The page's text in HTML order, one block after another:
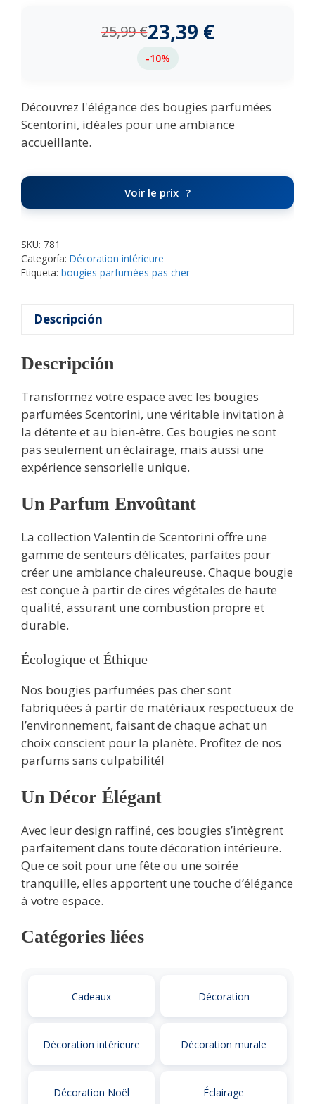
25,99€23,39 €
-10%
Découvrez l'élégance des bougies parfumées
Scentorini, idéales pour une ambiance
accueillante.
Voir le prix
SKU: 781
Categoría: Décoration intérieure
Etiqueta: bougies parfumées pas cher
Descripción
Descripción
Transformez votre espace avec les bougies
parfumées Scentorini, une véritable invitation à
la détente et au bien-être. Ces bougies ne sont
pas seulement un éclairage, mais aussi une
expérience sensorielle unique.
Un Parfum Envoûtant
La collection Valentin de Scentorini offre une
gamme de senteurs délicates, parfaites pour
créer une ambiance chaleureuse. Chaque bougie
est conçue à partir de cires végétales de haute
qualité, assurant une combustion propre et
durable.
Écologique et Éthique
Nos bougies parfumées pas cher sont
fabriquées à partir de matériaux respectueux de
l’environnement, faisant de chaque achat un
choix conscient pour la planète. Profitez de nos
parfums sans culpabilité!
Un Décor Élégant
Avec leur design raffiné, ces bougies s’intègrent
parfaitement dans toute décoration intérieure.
Que ce soit pour une fête ou une soirée
tranquille, elles apportent une touche d’élégance
à votre espace.
Catégories liées
Cadeaux Décoration
Décoration intérieure Décoration murale
Décoration Noël Éclairage